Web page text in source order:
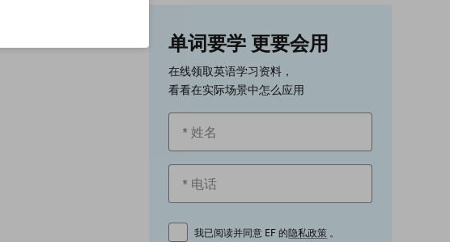
单词要学 更要会用
在线领取英语学习资料，
看看在实际场景中怎么应用
我已阅读并同意 EF 的隐私政策 。